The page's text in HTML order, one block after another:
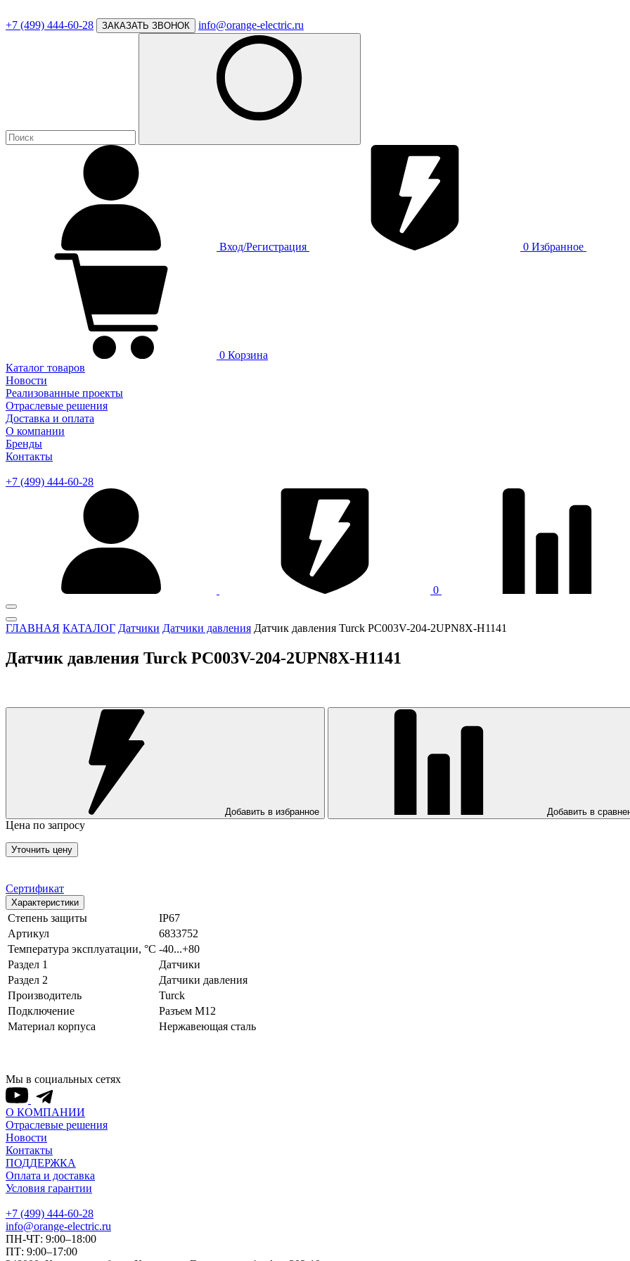
+7 (499) 444-60-28 ЗАКАЗАТЬ ЗВОНОК info@orange-electric.ru
Вход/Регистрация 0 Избранное
0 Корзина
Каталог товаров
Новости
Реализованные проекты
Отраслевые решения
Доставка и оплата
О компании
Бренды
Контакты
+7 (499) 444-60-28
0
ГЛАВНАЯ КАТАЛОГ Датчики Датчики давления Датчик давления Turck PC003V-204-2UPN8X-H1141
Датчик давления Turck PC003V-204-2UPN8X-H1141
Добавить в избранное Добавить в
Цена по запросу
Уточнить цену
Сертификат
Характеристики
Степень защиты
IP67
Артикул
6833752
Температура эксплуатации, °С -40...+80
Раздел 1
Датчики
Раздел 2
Датчики давления
Производитель
Turck
Подключение
Разъем M12
Материал корпуса
Нержавеющая сталь
Мы в социальных сетях
О КОМПАНИИ
Отраслевые решения
Новости
Контакты
ПОДДЕРЖКА
Оплата и доставка
Условия гарантии
+7 (499) 444-60-28
info@orange-electric.ru
ПН-ЧТ: 9:00–18:00
ПТ: 9:00–17:00